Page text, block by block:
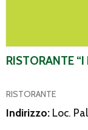
RISTORANTE
RISTORANTE
Indirizzo: Loc.